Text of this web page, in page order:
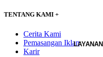
TENTANG KAMI +
Cerita Kami
Pemasangan Iklan
Karir